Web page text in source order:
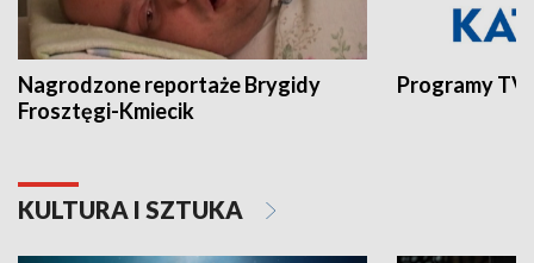
Nagrodzone reportaże Brygidy
Frosztęgi-Kmiecik
Programy
KULTURA I SZTUKA